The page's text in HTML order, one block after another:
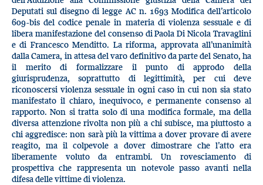
Deputati sul disegno di legge AC n. 1693 Modifica dell’articolo
609-bis del codice penale in materia di violenza sessuale e di
libera manifestazione del consenso di Paola Di Nicola Travaglini
e di Francesco Menditto. La riforma, approvata all’unanimità
dalla Camera, in attesa del varo definitivo da parte del Senato, ha
il merito di formalizzare il punto di approdo della
giurisprudenza, soprattutto di legittimità, per cui deve
riconoscersi violenza sessuale in ogni caso in cui non sia stato
manifestato il chiaro, inequivoco, e permanente consenso al
rapporto. Non si tratta solo di una modifica formale, ma della
diversa attenzione rivolta non più a chi subisce, ma piuttosto a
chi aggredisce: non sarà più la vittima a dover provare di avere
reagito, ma il colpevole a dover dimostrare che l’atto era
liberamente voluto da entrambi. Un rovesciamento di
prospettiva che rappresenta un notevole passo avanti nella
difesa delle vittime di violenza.